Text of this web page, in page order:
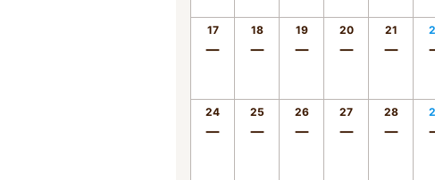
17
ー
18
ー
19
ー
20
ー
21
ー
24
ー
25
ー
26
ー
27
ー
28
ー